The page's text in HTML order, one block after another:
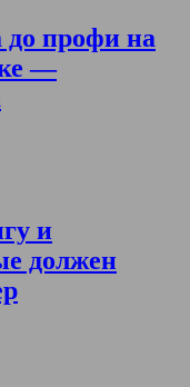
профи на
—
и
должен